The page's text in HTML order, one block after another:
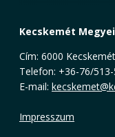
Kecskemét
Cím: 6000
Telefon: +36-76/
E-mail:
Impresszum